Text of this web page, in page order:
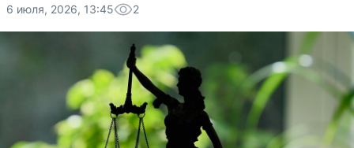
6 июля, 2026, 13:45 2